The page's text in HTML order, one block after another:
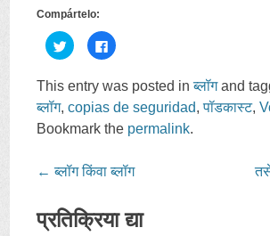
Compártelo:
C
l
k
t
o
s
h
a
o
n
i
t
C
l
k
t
o
s
h
a
o
n
c
e
This entry was posted in ब्लॉग and
ब्लॉग,copias de seguridad,पॉडकास्ट,
Bookmark the permalink.
Post
← ब्लॉग किंवा ब्लॉग
प्रतिक्रिया द्या